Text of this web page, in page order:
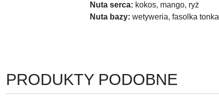
Nuta serca: kokos, mango, ryż
Nuta bazy: wetyweria, fasolka tonka
Pomiń karuzelę produktów
PRODUKTY
O
PRODUKTY PODOBNE